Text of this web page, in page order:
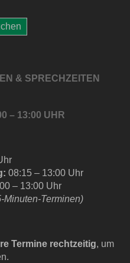
& SPRECHZEITEN
– 13:00 UHR
08:15 – 13:00 Uhr
– 13:00 Uhr
Minuten-Terminen)
Termine rechtzeitig, um